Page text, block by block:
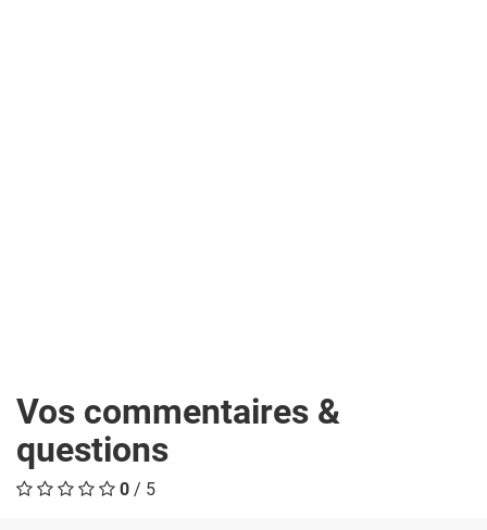
Vos commentaires &
questions
0 / 5